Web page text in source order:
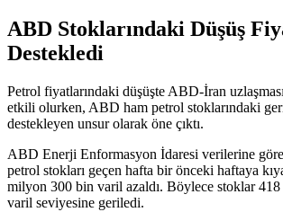
ABD Stoklarındaki Düşüş
Destekledi
Petrol fiyatlarındaki düşüşte ABD-İran
etkili olurken, ABD ham petrol stoklarındaki
destekleyen unsur olarak öne çıktı.
ABD Enerji Enformasyon İdaresi verilerine
petrol stokları geçen hafta bir önceki haftaya
milyon 300 bin varil azaldı. Böylece stoklar
varil seviyesine geriledi.